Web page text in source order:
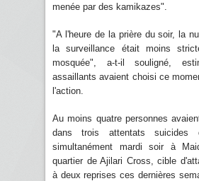
menée par des kamikazes".
"A l'heure de la prière du soir, la
la surveillance était moins
mosquée", a-t-il souligné,
assaillants avaient choisi ce
l'action.
Au moins quatre personnes
dans trois attentats suicides
simultanément mardi soir à
quartier de Ajilari Cross, cible
à deux reprises ces dernières